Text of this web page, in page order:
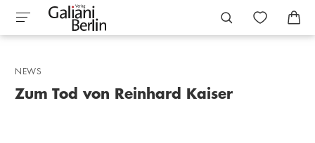
NEWS
Zum Tod von Reinhard Kaiser